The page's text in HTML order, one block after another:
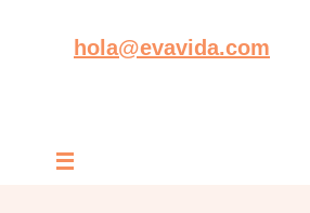
hola@evavida.com